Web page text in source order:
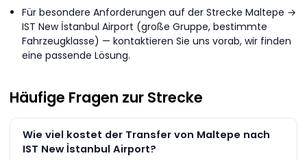
Für besondere Anforderungen auf der Strecke Maltepe →
IST New İstanbul Airport (große Gruppe, bestimmte
Fahrzeugklasse) — kontaktieren Sie uns vorab, wir finden
eine passende Lösung.
Häufige Fragen zur Strecke
Wie viel kostet der Transfer von Maltepe nach
IST New İstanbul Airport?